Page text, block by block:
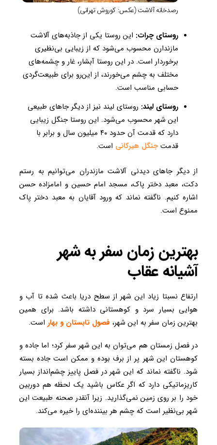
رصدخانه آلاشت (عکس: کوروش تهرانی)
روستای چرات: این روستا یکی از جاذبه‌های آلاشت
مازندارن محسوب می‌شود که از زیبایی بی‌نظیری
برخوردار است. در این روستا آبشار، غار و چشمه‌های
مختلف به چشم می‌خورند، از این‌رو برای طبیعت‌گردی
حسابی مناسب است.
روستای لیند: روستای لیند نیز از دیگر جاهای طبیعی
این شهر محسوب می‌شود. این روستا جنگل زیبایی
دارد که قدمت آن حدود ۴۰ میلیون سال و برابر با
قدمتجنگل هیرکانی است.
از دیگر جاهای دیدنی آلاشت مازندران می‌توانیم به رستم
دکت، معبد دختر پاک، مسجد امام حسین و امامزاده حسن
اشاره کنیم. ناگفته نماند که ورود آقایان به معبد دختر پاک
ممنوع است.
بهترین زمان سفر به شهر
آشیانه عقاب
ارتفاع نسبتا زیاد این شهر از سطح دریا باعث شده تا آب و
هوایی بسیار سرد و کوهستانی داشته باشد. برای همین
بهترین زمان سفر به این شهر، فصول تابستان و بهار است.
در فصل زمستان هم می‌توان به این شهر سفر کرد؛ اما جاده و
کوهستان این شهر پر از برف بوده و ممکن است جاده بسته
شود. ناگفته نماند که این شهر در فصل پاییز چشم‌انداز بسیار
کاریزماتیکی دارد که اگر عکاس باشید یک لحظه هم دوربین
خود را بر روی زمین نمی‌گذارید. زیرا آنقدر صحنه طبیعت این
شهر بی‌نظیر است که چشم هر بیننده‌ای را خیره می‌کند.